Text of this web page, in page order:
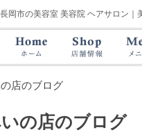
長岡市の美容室 美容院 ヘアサロン｜
店のブログ
の店のブログ